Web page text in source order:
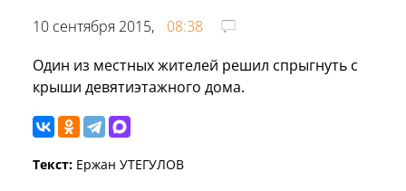
10 сентября 2015,
08:38
Один из местных жителей решил спрыгнуть с
крыши девятиэтажного дома.
Текст: Ержан УТЕГУЛОВ